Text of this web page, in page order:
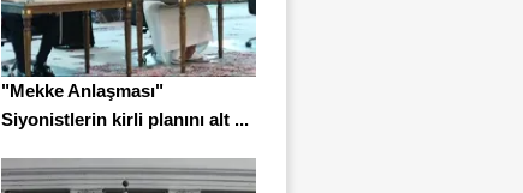
"Mekke Anlaşması"
Siyonistlerin kirli planını alt ...